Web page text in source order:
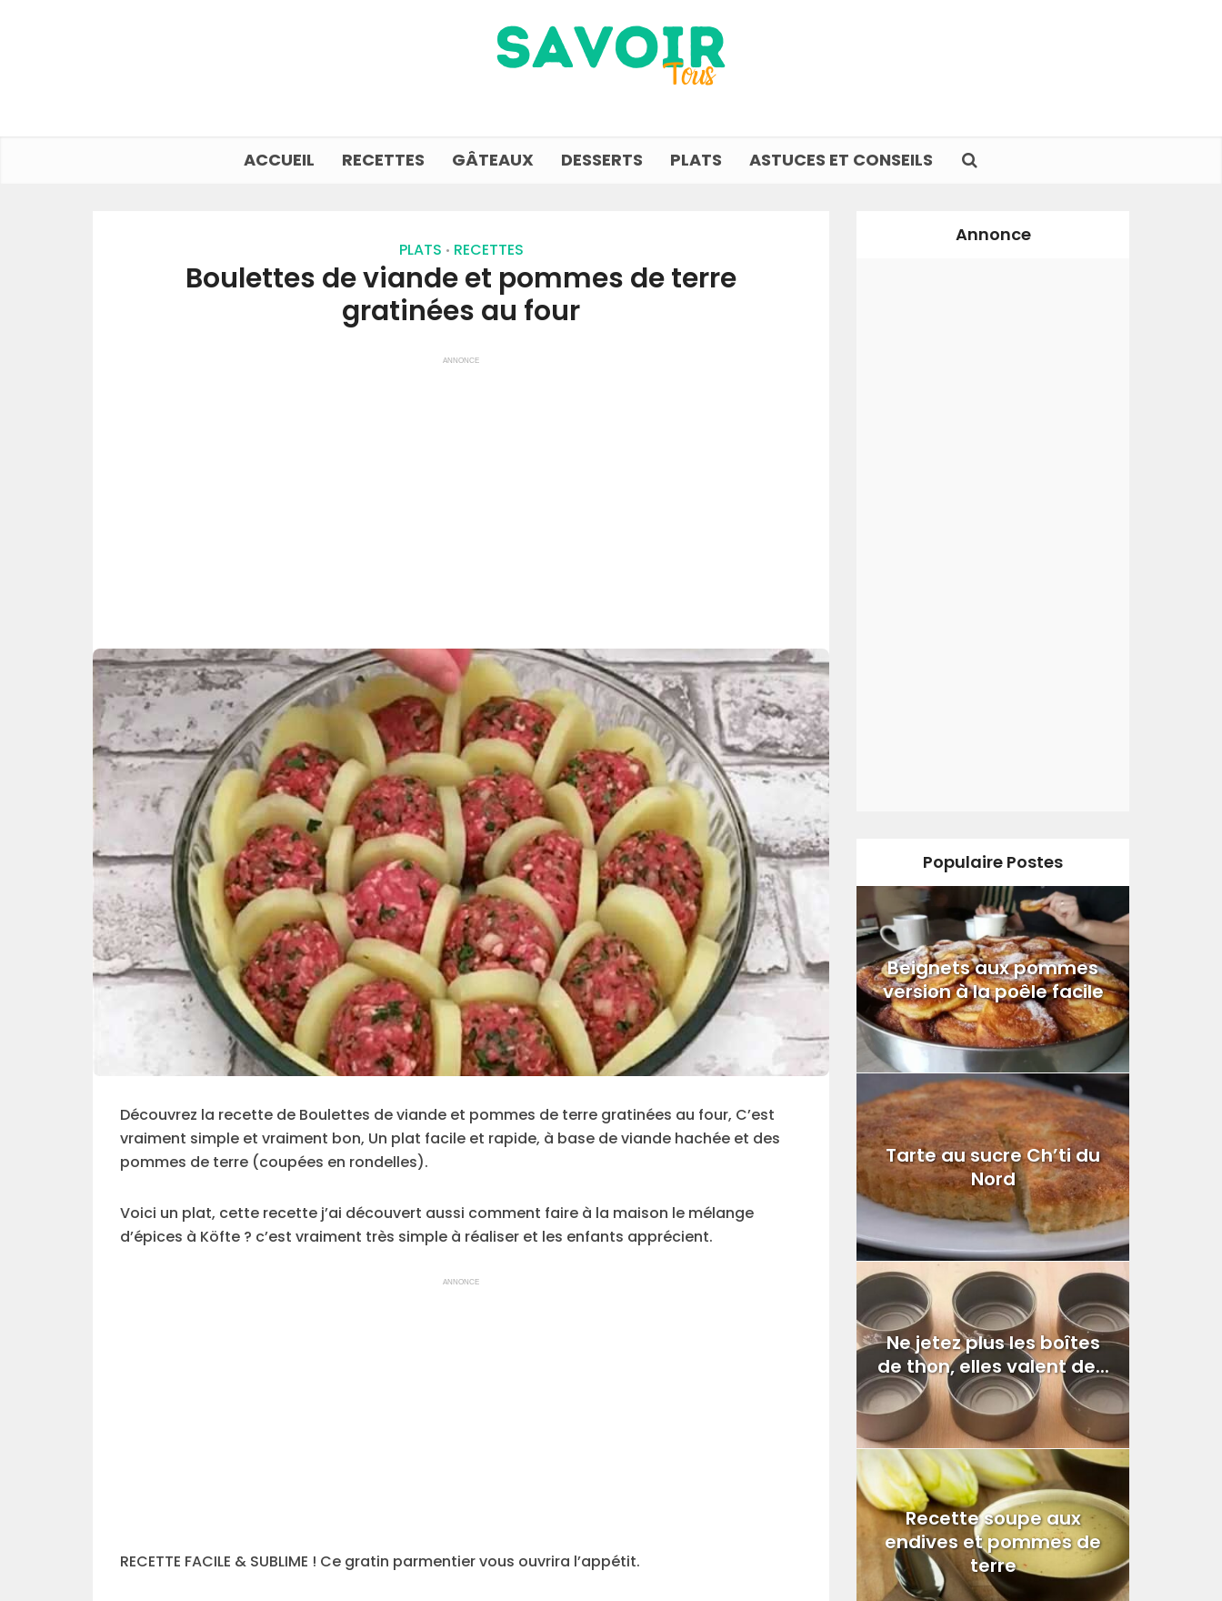
ACCUEIL RECETTES GÂTEAUX DESSERTS PLATS ASTUCES ET CONSEILS
PLATS • RECETTES
Boulettes de viande et pommes de terre
gratinées au four
ANNONCE
Découvrez la recette de Boulettes de viande et pommes de terre gratinées au four, C’est
vraiment simple et vraiment bon, Un plat facile et rapide, à base de viande hachée et des
pommes de terre (coupées en rondelles).
Voici un plat, cette recette j’ai découvert aussi comment faire à la maison le mélange
d’épices à Köfte ? c’est vraiment très simple à réaliser et les enfants apprécient.
ANNONCE
RECETTE FACILE & SUBLIME ! Ce gratin parmentier vous ouvrira l’appétit.
Annonce
Populaire Postes
Beignets aux pommes
version à la poêle facile
Tarte au sucre Ch’ti du
Nord
Ne jetez plus les boîtes
de thon, elles valent de...
Recette soupe aux
endives et pommes de
terre